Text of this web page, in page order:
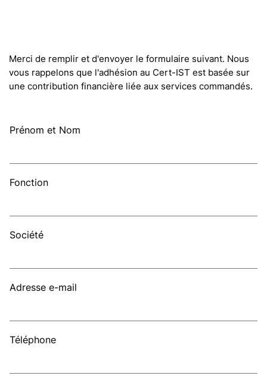
Merci de remplir et d'envoyer le formulaire suivant. Nous
vous rappelons que l'adhésion au Cert-IST est basée sur
une contribution financière liée aux services commandés.
Prénom et Nom
Fonction
Société
Adresse e-mail
Téléphone